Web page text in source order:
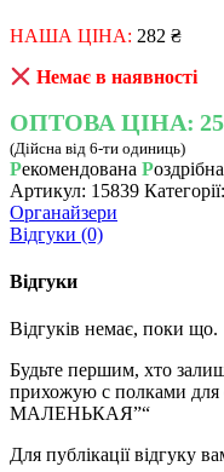
НАША ЦІНА: 282 ₴
Немає в наявності
ОПТОВА ЦІНА:
(Дійсна від 6-ти одиниць)
Рекомендована Роздрібна
Артикул: 15839 Категорії:
Органайзери
Відгуки (0)
Відгуки
Відгуків немає, поки що.
Будьте першим, хто
прихожую с полками для
МАЛЕНЬКАЯ”“
Для публікації відгуку